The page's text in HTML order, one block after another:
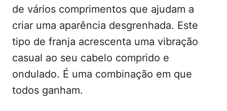
de vários comprimentos que ajudam a
criar uma aparência desgrenhada. Este
tipo de franja acrescenta uma vibração
casual ao seu cabelo comprido e
ondulado. É uma combinação em que
todos ganham.